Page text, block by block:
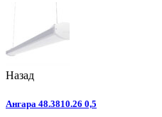
Назад
Ангара 48.3810.26 0,5